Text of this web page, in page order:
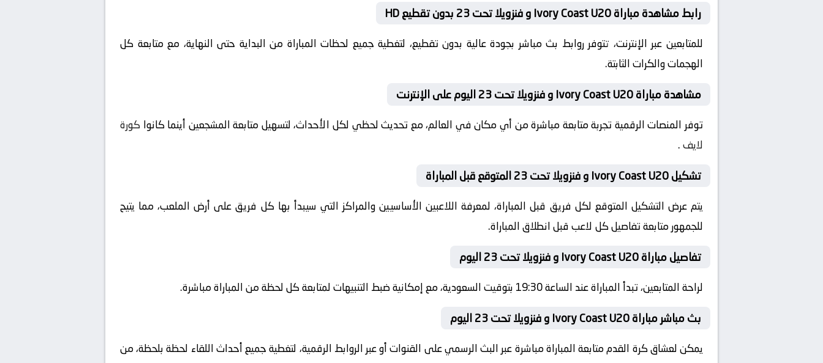
رابط مشاهدة مباراة Ivory Coast U20 و فنزويلا تحت 23 بدون تقطيع HD
للمتابعين عبر الإنترنت، تتوفر روابط بث مباشر بجودة عالية بدون تقطيع، لتغطية جميع لحظات المباراة من البداية حتى النهاية، مع متابعة كل
الهجمات والكرات الثابتة.
مشاهدة مباراة Ivory Coast U20 و فنزويلا تحت 23 اليوم على الإنترنت
توفر المنصات الرقمية تجربة متابعة مباشرة من أي مكان في العالم، مع تحديث لحظي لكل الأحداث، لتسهيل متابعة المشجعين أينما كانوا كورة
لايف.
تشكيل Ivory Coast U20 و فنزويلا تحت 23 المتوقع قبل المباراة
يتم عرض التشكيل المتوقع لكل فريق قبل المباراة، لمعرفة اللاعبين الأساسيين والمراكز التي سيبدأ بها كل فريق على أرض الملعب، مما يتيح
للجمهور متابعة تفاصيل كل لاعب قبل انطلاق المباراة.
تفاصيل مباراة Ivory Coast U20 و فنزويلا تحت 23 اليوم
لراحة المتابعين، تبدأ المباراة عند الساعة 19:30 بتوقيت السعودية، مع إمكانية ضبط التنبيهات لمتابعة كل لحظة من المباراة مباشرة.
بث مباشر مباراة Ivory Coast U20 و فنزويلا تحت 23 اليوم
يمكن لعشاق كرة القدم متابعة المباراة مباشرة عبر البث الرسمي على القنوات أو عبر الروابط الرقمية، لتغطية جميع أحداث اللقاء لحظة بلحظة، من